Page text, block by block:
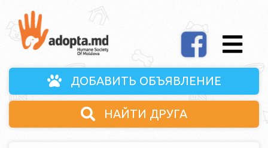
ДОБАВИТЬ ОБЪЯВЛЕНИЕ
НАЙТИ ДРУГА